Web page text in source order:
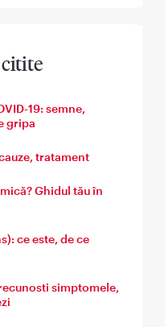
19: semne,
gripa
tratament
Ghidul tău în
ce este, de ce
simptomele,